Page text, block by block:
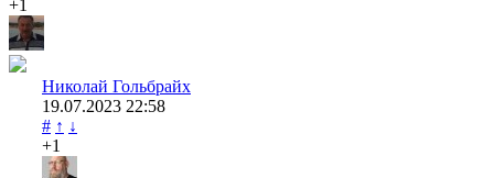
+1
Николай Гольбрайх
19.07.2023 22:58
# ↑ ↓
+1